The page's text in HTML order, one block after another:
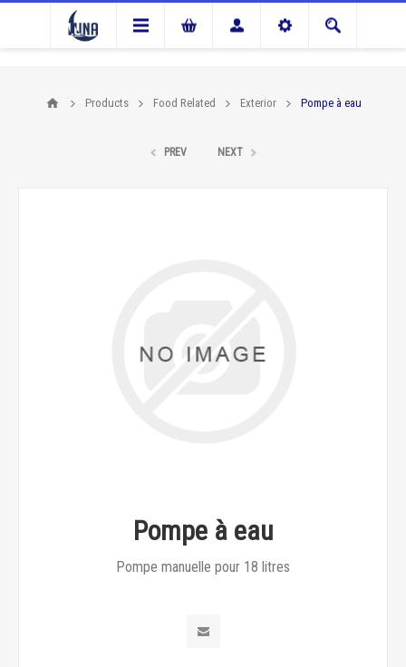
Products Food Related Exterior Pompe à eau
PREV NEXT
Pompe à eau
Pompe manuelle pour 18 litres